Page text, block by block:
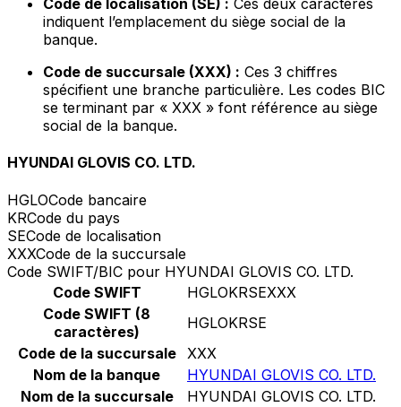
Code de localisation (SE) : Ces deux caractères
indiquent l’emplacement du siège social de la
banque.
Code de succursale (XXX) : Ces 3 chiffres
spécifient une branche particulière. Les codes BIC
se terminant par « XXX » font référence au siège
social de la banque.
HYUNDAI GLOVIS CO. LTD.
HGLOCode bancaire
KRCode du pays
SECode de localisation
XXXCode de la succursale
Code SWIFT/BIC pour HYUNDAI GLOVIS CO. LTD.
Code SWIFT
HGLOKRSEXXX
Code SWIFT (8
caractères)
HGLOKRSE
Code de la succursale
XXX
Nom de la banque
HYUNDAI GLOVIS CO. LTD.
Nom de la succursale
HYUNDAI GLOVIS CO. LTD.